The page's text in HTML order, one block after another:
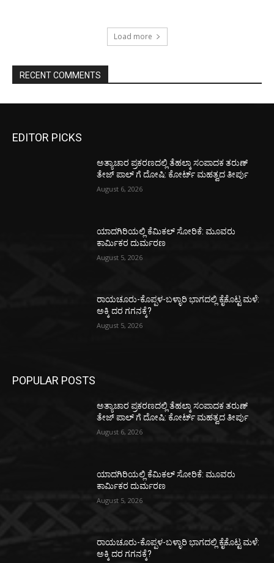
Load more
RECENT COMMENTS
EDITOR PICKS
ಅತ್ಯಾಚಾರ ಪ್ರಕರಣದಲ್ಲಿ ತೆಹಲ್ಕಾ ಸಂಪಾದಕ ತರುಣ್‌
ತೇಜ್‌ ಪಾಲ್‌ ಗೆ ದೋಷಿ: ಕೋರ್ಟ್‌ ಮಹತ್ವದ ತೀರ್ಪು
August 6, 2026
ಯಾದಗಿರಿಯಲ್ಲಿ ಕೆಮಿಕಲ್ ಸೋರಿಕೆ: ಮೂವರು
ಕಾರ್ಮಿಕರ ದುರ್ಮರಣ
August 5, 2026
ರಾಯಚೂರು-ಕೊಪ್ಪಳ-ಬಳ್ಳಾರಿ ಭಾಗದಲ್ಲಿ ಕೈಕೊಟ್ಟ ಮಳೆ:
ಅಕ್ಕಿ ದರ ಗಗನಕ್ಕೆ?
August 5, 2026
POPULAR POSTS
ಅತ್ಯಾಚಾರ ಪ್ರಕರಣದಲ್ಲಿ ತೆಹಲ್ಕಾ ಸಂಪಾದಕ ತರುಣ್‌
ತೇಜ್‌ ಪಾಲ್‌ ಗೆ ದೋಷಿ: ಕೋರ್ಟ್‌ ಮಹತ್ವದ ತೀರ್ಪು
August 6, 2026
ಯಾದಗಿರಿಯಲ್ಲಿ ಕೆಮಿಕಲ್ ಸೋರಿಕೆ: ಮೂವರು
ಕಾರ್ಮಿಕರ ದುರ್ಮರಣ
August 5, 2026
ರಾಯಚೂರು-ಕೊಪ್ಪಳ-ಬಳ್ಳಾರಿ ಭಾಗದಲ್ಲಿ ಕೈಕೊಟ್ಟ ಮಳೆ:
ಅಕ್ಕಿ ದರ ಗಗನಕ್ಕೆ?